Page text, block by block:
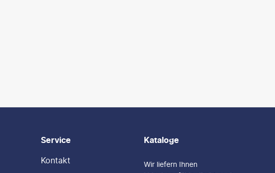
Service
Kontakt
Kataloge
Wir liefern Ihnen